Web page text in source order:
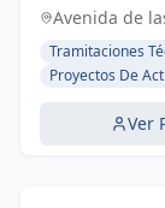
confiable para
Avenida de
España,
Tramitaciones
Proyectos De
Ver